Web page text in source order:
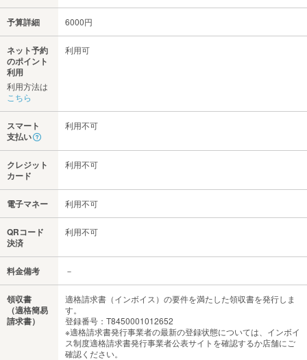
予算詳細 6000円
ネット予約
のポイント
利用
利用方法は
こちら
利用可
スマート
支払い
利用不可
クレジット
カード
利用不可
電子マネー 利用不可
QRコード
決済
利用不可
料金備考 －
領収書
（適格簡易
請求書）
適格請求書（インボイス）の要件を満たした領収書を発行しま
す。
登録番号：T8450001012652
※適格請求書発行事業者の最新の登録状態については、インボイ
ス制度適格請求書発行事業者公表サイトを確認するか店舗にご
確認ください。